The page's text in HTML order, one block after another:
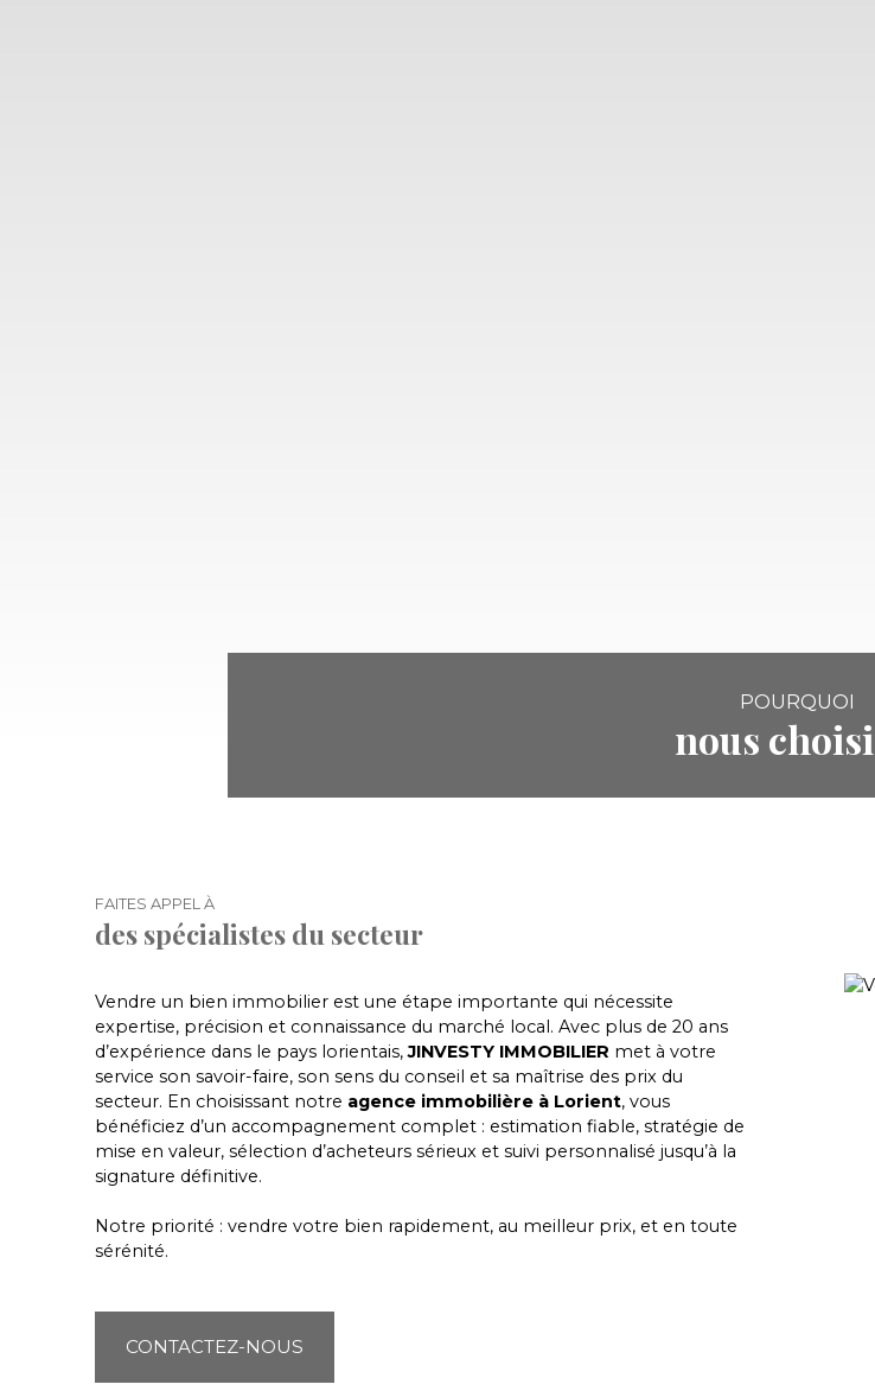
POURQUOI
nous
FAITES APPEL À
des spécialistes du secteur
Vendre un bien immobilier est une étape importante qui nécessite
expertise, précision et connaissance du marché local. Avec plus de 20 ans
d’expérience dans le pays lorientais,JINVESTY IMMOBILIER met à votre
service son savoir-faire, son sens du conseil et sa maîtrise des prix du
secteur. En choisissant notre agence immobilière à Lorient, vous
bénéficiez d’un accompagnement complet : estimation fiable, stratégie de
mise en valeur, sélection d’acheteurs sérieux et suivi personnalisé jusqu’à la
signature définitive.
Notre priorité : vendre votre bien rapidement, au meilleur prix, et en toute
sérénité.
CONTACTEZ-NOUS